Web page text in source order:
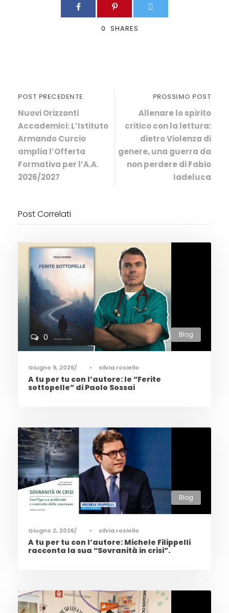
0 SHARES
POST PRECEDENTE
Nuovi Orizzonti
Accademici: L’Istituto
Armando Curcio
amplia l’Offerta
Formativa per l’A.A.
2026/2027
PROSSIMO POST
Allenare lo spirito
critico con la lettura:
dietro Violenza di
genere, una guerra da
non perdere di Fabio
Iadeluca
Post Correlati
Blog
0
Giugno 9, 2026 • silvia.rosiello
A tu per tu con l’autore: le “Ferite
sottopelle” di Paolo Sossai
Blog
0
Giugno 2, 2026 • silvia.rosiello
A tu per tu con l’autore: Michele Filippelli
racconta la sua “Sovranità in crisi”.